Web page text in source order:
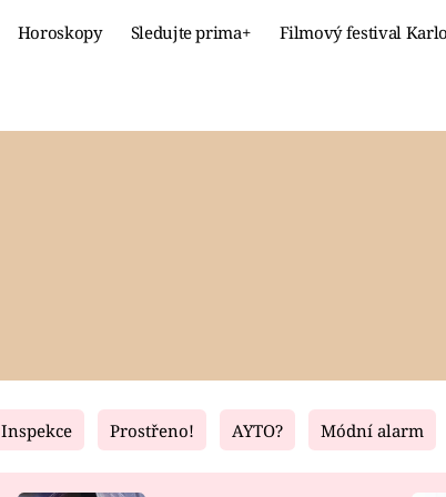
Horoskopy Sledujte prima+ Filmový festival
Fresh Living
Inspekce Prostřeno! AYTO? Módní alarm